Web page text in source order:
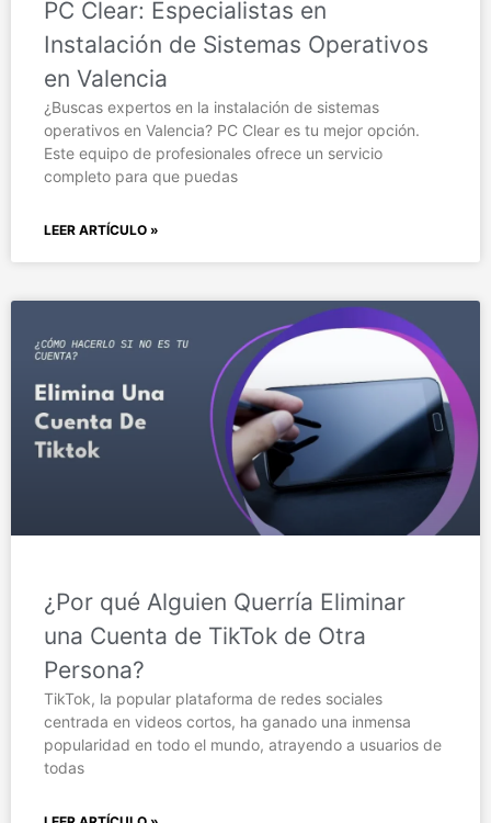
PC Clear: Especialistas en
Instalación de Sistemas Operativos
en Valencia
¿Buscas expertos en la instalación de sistemas
operativos en Valencia? PC Clear es tu mejor opción.
Este equipo de profesionales ofrece un servicio
completo para que puedas
LEER ARTÍCULO »
¿Por qué Alguien Querría Eliminar
una Cuenta de TikTok de Otra
Persona?
TikTok, la popular plataforma de redes sociales
centrada en videos cortos, ha ganado una inmensa
popularidad en todo el mundo, atrayendo a usuarios de
todas